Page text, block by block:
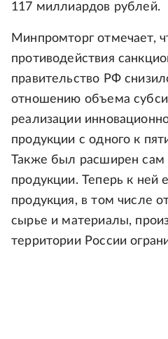
117 миллиардов рублей.
Минпромторг отмечает,
противодействия
правительство РФ
отношению объема
реализации
продукции с одного к
Также был расширен сам
продукции. Теперь к ней
продукция, в том числе
сырье и материалы,
территории России